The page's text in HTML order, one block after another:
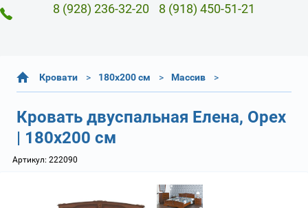
8 (928) 236-32-20 8 (918) 450-51-21
Кровати 180х200 см Массив
Кровать двуспальная Елена, Орех
| 180х200 см
Артикул: 222090